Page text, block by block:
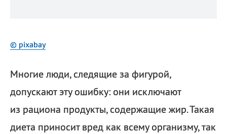
© pixabay
Многие люди, следящие за фигурой,
допускают эту ошибку: они исключают
из рациона продукты, содержащие жир. Такая
диета приносит вред как всему организму, так